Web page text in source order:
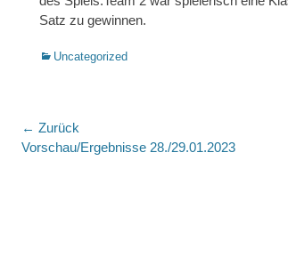
Satz zu gewinnen.
Kategorien
Uncategorized
Beitragsnavigation
← Zurück
Vorheriger
Vorschau/Ergebnisse 28./29.01.2023